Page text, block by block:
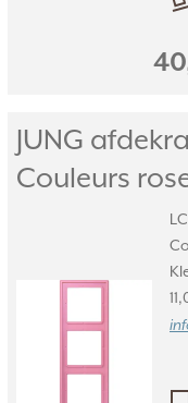
JUNG
Couleurs